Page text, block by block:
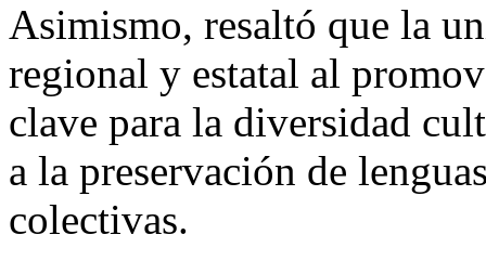
Asimismo, resaltó que la
regional y estatal al
clave para la diversidad
a la preservación de
colectivas.